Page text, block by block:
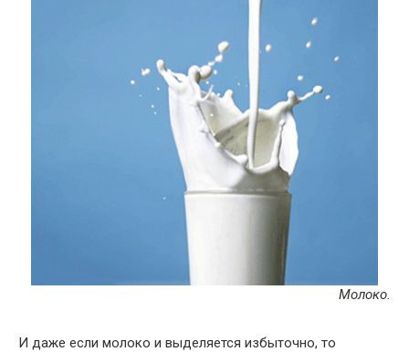
Молоко.
И даже если молоко и выделяется избыточно, то